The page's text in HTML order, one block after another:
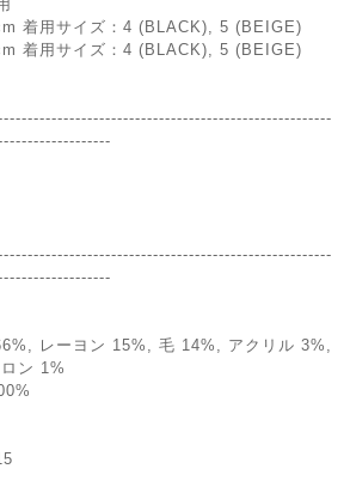
着用サイズ：4 (BLACK), 5 (BEIGE)
着用サイズ：4 (BLACK), 5 (BEIGE)
レーヨン 15%, 毛 14%, アクリル 3%,
ン 1%